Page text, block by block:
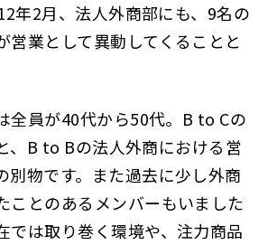
年2月、法人外商部にも、9名の
営業として異動してくることと
全員が40代から50代。B to Cの
、B to Bの法人外商における営
別物です。また過去に少し外商
ことのあるメンバーもいました
では取り巻く環境や、注力商品